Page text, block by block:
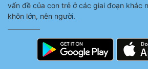
vấn đề của con trẻ ở các giai đoạn khác
khôn lớn, nên người.